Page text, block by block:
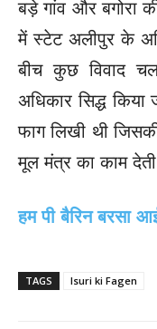
बड़े गांव और बगोरा
में स्टेट अलीपुर के
बीच कुछ विवाद
अधिकार सिद्ध
फाग लिखी थी
मूल मंत्र का काम
हम पी बैरिन बरसा
TAGS Isuri ki Fagen